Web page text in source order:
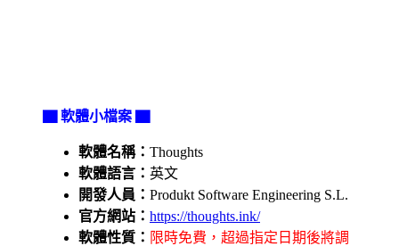
▇ 軟體小檔案 ▇
軟體名稱： Thoughts
軟體語言： 英文
開發人員： Produkt Software Engineering S.L.
官方網站： https://thoughts.ink/
軟體性質： 限時免費，超過指定日期後將調